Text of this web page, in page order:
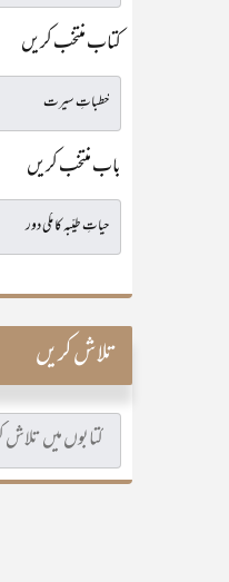
کتاب منتخب کریں
باب منتخب کریں
تلاش کریں